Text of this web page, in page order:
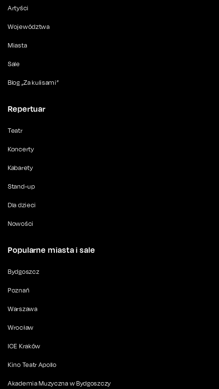
Artyści
Województwa
Miasta
Sale
Blog „Za kulisami”
Repertuar
Teatr
Koncerty
Kabarety
Stand-up
Dla dzieci
Nowości
Popularne miasta i sale
Bydgoszcz
Poznań
Warszawa
Wrocław
ICE Kraków
Kino Teatr Apollo
Akademia Muzyczna w Bydgoszczy